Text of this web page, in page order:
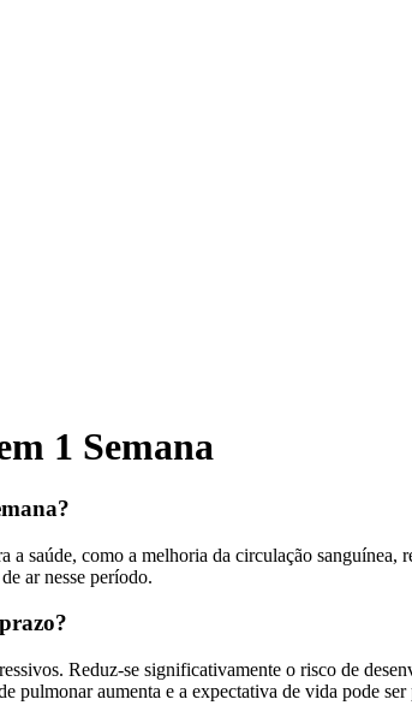
1 Semana
saúde, como a melhoria da circulação
ar nesse período.
Reduz-se significativamente o risco de
pulmonar aumenta e a expectativa de vida pode ser